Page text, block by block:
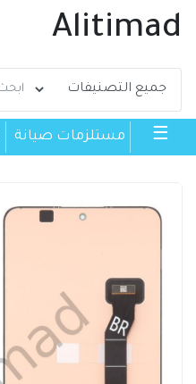
Alitimad
☰ مستلزمات صيانة